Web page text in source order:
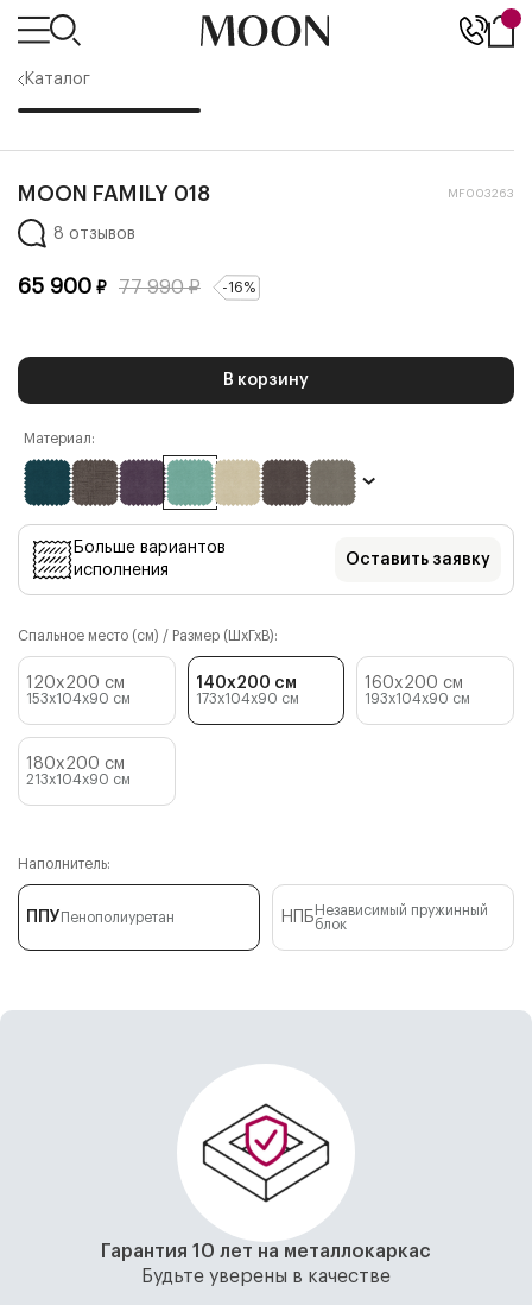
Каталог
MOON FAMILY 018 MF003263
8 отзывов
65 900 ₽ 77 990₽ -16%
В корзину
Материал:
Больше вариантов
исполнения
Оставить заявку
Спальное место (см) / Размер (ШхГхВ):
120x200 см
153x104x90 см
140x200 см
173x104x90 см
160x200 см
193x104x90 см
180x200 см
213x104x90 см
Наполнитель:
ППУ Пенополиуретан НПБ Независимый пружинный
блок
Гарантия 10 лет на металлокаркас
Будьте уверены в качестве